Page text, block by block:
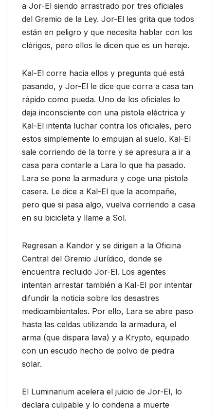
a Jor-El siendo arrastrado por tres oficiales
del Gremio de la Ley. Jor-El les grita que todos
están en peligro y que necesita hablar con los
clérigos, pero ellos le dicen que es un hereje.
Kal-El corre hacia ellos y pregunta qué está
pasando, y Jor-El le dice que corra a casa tan
rápido como pueda. Uno de los oficiales lo
deja inconsciente con una pistola eléctrica y
Kal-El intenta luchar contra los oficiales, pero
estos simplemente lo empujan al suelo. Kal-El
sale corriendo de la torre y se apresura a ir a
casa para contarle a Lara lo que ha pasado.
Lara se pone la armadura y coge una pistola
casera. Le dice a Kal-El que la acompañe,
pero que si pasa algo, vuelva corriendo a casa
en su bicicleta y llame a Sol.
Regresan a Kandor y se dirigen a la Oficina
Central del Gremio Jurídico, donde se
encuentra recluido Jor-El. Los agentes
intentan arrestar también a Kal-El por intentar
difundir la noticia sobre los desastres
medioambientales. Por ello, Lara se abre paso
hasta las celdas utilizando la armadura, el
arma (que dispara lava) y a Krypto, equipado
con un escudo hecho de polvo de piedra
solar.
El Luminarium acelera el juicio de Jor-El, lo
declara culpable y lo condena a muerte